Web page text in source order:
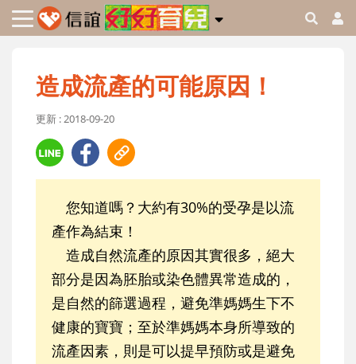
造成流產的可能原因！
更新 : 2018-09-20
您知道嗎？大約有30%的受孕是以流
產作為結束！
造成自然流產的原因其實很多，絕大
部分是因為胚胎或染色體異常造成的，
是自然的篩選過程，避免準媽媽生下不
健康的寶寶；至於準媽媽本身所導致的
流產因素，則是可以提早預防或是避免